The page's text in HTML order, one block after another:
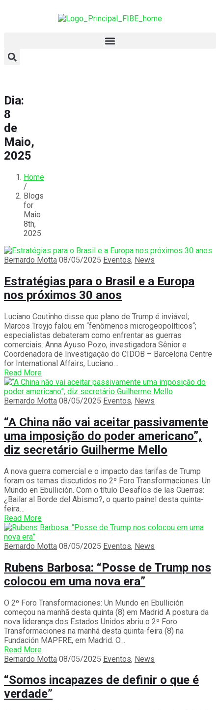
Dia:
8
de
Maio,
2025
Home
/
Blogs
for
Maio
8th,
2025
Bernardo Motta 08/05/2025 Eventos, News
Estratégias para o Brasil e a Europa
nos próximos 30 anos
Luciano Coutinho disse que plano de Trump é inviável;
Marcos Troyjo falou em “fenômenos microgeopolíticos“;
especialistas debateram como enfrentar as guerras
comerciais. Anna Ayuso Pozo, investigadora Sênior e
Coordenadora de Investigação do CIDOB – Barcelona Centre
for International Affairs, Luciano…
Read More
Bernardo Motta 08/05/2025 Eventos, News
“A China não vai aceitar passivamente
uma imposição do poder americano”,
diz secretário Guilherme Mello
A nova guerra comercial e o impacto das tarifas de Trump
foram os temas discutidos no 2º Foro Transformaciones: Un
Mundo en Ebullición. Com o título Desafíos de las Guerras:
¿Bailar al Borde del Abismo?, o quarto painel desta quinta-
feira…
Read More
Bernardo Motta 08/05/2025 Eventos, News
Rubens Barbosa: “Posse de Trump nos
colocou em uma nova era”
O 2º Foro Transformaciones: Un Mundo en Ebullición
começou na manhã desta quinta (8) em Madrid A postura da
nova liderança dos Estados Unidos abriu o 2º Foro
Transformaciones na manhã desta quinta-feira (8) na
Fundación MAPFRE, em Madrid. O…
Read More
Bernardo Motta 08/05/2025 Eventos, News
“Somos incapazes de definir o que é
verdade”